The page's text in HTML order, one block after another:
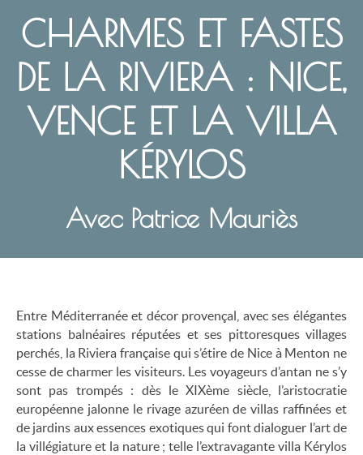
CHARMES ET FASTES
DE LA RIVIERA : NICE,
VENCE ET LA VILLA
KÉRYLOS
Avec Patrice Mauriès
Entre Méditerranée et décor provençal, avec ses élégantes
stations balnéaires réputées et ses pittoresques villages
perchés, la Riviera française qui s’étire de Nice à Menton ne
cesse de charmer les visiteurs. Les voyageurs d’antan ne s’y
sont pas trompés : dès le XIXème siècle, l’aristocratie
européenne jalonne le rivage azuréen de villas raffinées et
de jardins aux essences exotiques qui font dialoguer l’art de
la villégiature et la nature ; telle l’extravagante villa Kérylos